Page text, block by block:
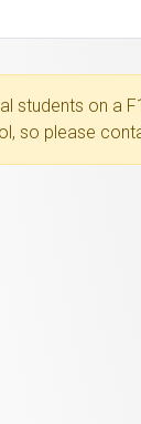
students on a
so please